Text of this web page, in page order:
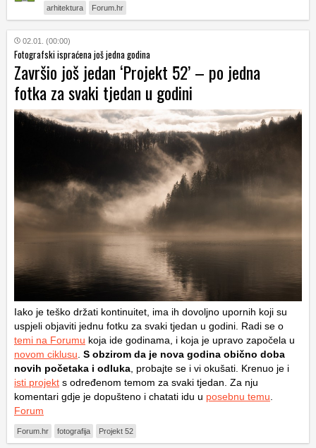
arhitektura Forum.hr
02.01. (00:00)
Fotografski ispraćena još jedna godina
Završio još jedan ‘Projekt 52’ – po jedna
fotka za svaki tjedan u godini
Iako je teško držati kontinuitet, ima ih dovoljno upornih koji su
uspjeli objaviti jednu fotku za svaki tjedan u godini. Radi se o
temi na Forumu koja ide godinama, i koja je upravo započela u
novom ciklusu S obzirom da je nova godina obično doba
novih početaka i odluka , probajte se i vi okušati. Krenuo je i
isti projekt s određenom temom za svaki tjedan. Za nju
komentari gdje je dopušteno i chatati idu u posebnu temu
Forum
Forum.hr fotografija Projekt 52